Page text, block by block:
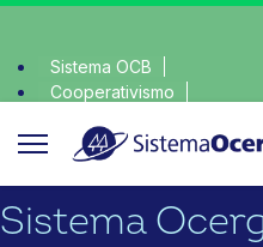
Sistema OCB
Cooperativismo
Sistema